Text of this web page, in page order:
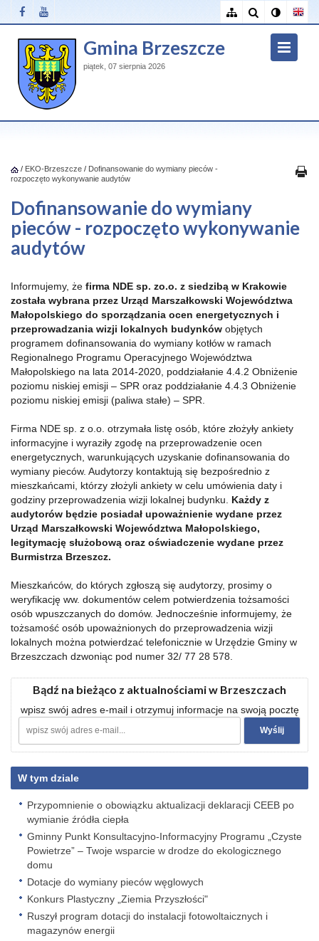
Gmina Brzeszcze
piątek, 07 sierpnia 2026
/ EKO-Brzeszcze / Dofinansowanie do wymiany pieców -
rozpoczęto wykonywanie audytów
Dofinansowanie do wymiany
pieców - rozpoczęto wykonywanie
audytów
Informujemy, że firma NDE sp. zo.o. z siedzibą w Krakowie
została wybrana przez Urząd Marszałkowski Województwa
Małopolskiego do sporządzania ocen energetycznych i
przeprowadzania wizji lokalnych budynków objętych
programem dofinansowania do wymiany kotłów w ramach
Regionalnego Programu Operacyjnego Województwa
Małopolskiego na lata 2014-2020, poddziałanie 4.4.2 Obniżenie
poziomu niskiej emisji – SPR oraz poddziałanie 4.4.3 Obniżenie
poziomu niskiej emisji (paliwa stałe) – SPR.
Firma NDE sp. z o.o. otrzymała listę osób, które złożyły ankiety
informacyjne i wyraziły zgodę na przeprowadzenie ocen
energetycznych, warunkujących uzyskanie dofinansowania do
wymiany pieców. Audytorzy kontaktują się bezpośrednio z
mieszkańcami, którzy złożyli ankiety w celu umówienia daty i
godziny przeprowadzenia wizji lokalnej budynku. Każdy z
audytorów będzie posiadał upoważnienie wydane przez
Urząd Marszałkowski Województwa Małopolskiego,
legitymację służobową oraz oświadczenie wydane przez
Burmistrza Brzeszcz.
Mieszkańców, do których zgłoszą się audytorzy, prosimy o
weryfikację ww. dokumentów celem potwierdzenia tożsamości
osób wpuszczanych do domów. Jednocześnie informujemy, że
tożsamość osób upoważnionych do przeprowadzenia wizji
lokalnych można potwierdzać telefonicznie w Urzędzie Gminy w
Brzeszczach dzwoniąc pod numer 32/ 77 28 578.
Bądź na bieżąco z aktualnościami w Brzeszczach
wpisz swój adres e-mail i otrzymuj informacje na swoją pocztę
W tym dziale
Przypomnienie o obowiązku aktualizacji deklaracji CEEB po
wymianie źródła ciepła
Gminny Punkt Konsultacyjno-Informacyjny Programu „Czyste
Powietrze” – Twoje wsparcie w drodze do ekologicznego
domu
Dotacje do wymiany pieców węglowych
Konkurs Plastyczny „Ziemia Przyszłości"
Ruszył program dotacji do instalacji fotowoltaicznych i
magazynów energii